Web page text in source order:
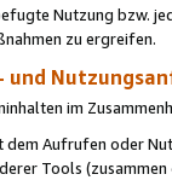
Nutzung bzw.
zu ergreifen.
und
im
Aufrufen oder
Tools (zusammen